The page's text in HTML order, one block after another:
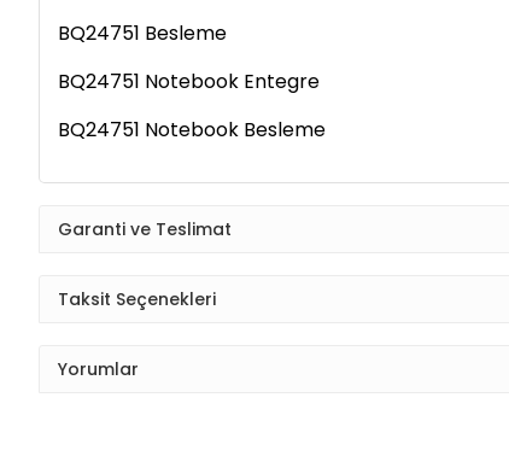
BQ24751 Besleme
BQ24751 Notebook Entegre
BQ24751 Notebook Besleme
Garanti ve Teslimat
Taksit Seçenekleri
Yorumlar